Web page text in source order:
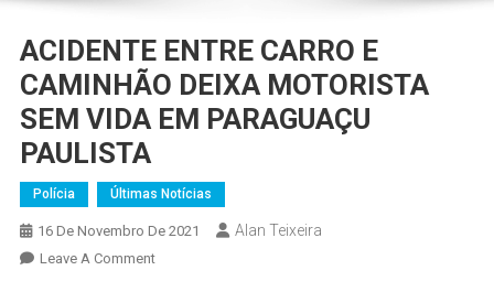
ACIDENTE ENTRE CARRO E
CAMINHÃO DEIXA MOTORISTA
SEM VIDA EM PARAGUAÇU
PAULISTA
Polícia Últimas Notícias
16 De Novembro De 2021 Alan Teixeira
Leave A CommentOn